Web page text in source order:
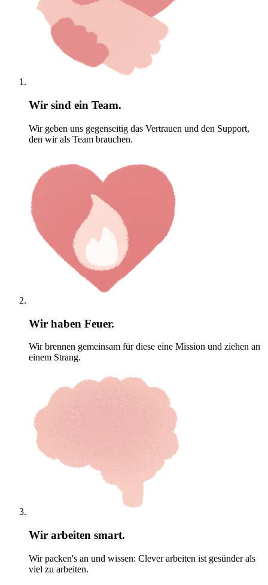
Wir sind ein Team.
Wir geben uns gegenseitig das Vertrauen und den Support,
den wir als Team brauchen.
Wir haben Feuer.
Wir brennen gemeinsam für diese eine Mission und ziehen an
einem Strang.
Wir arbeiten smart.
Wir packen's an und wissen: Clever arbeiten ist gesünder als
viel zu arbeiten.